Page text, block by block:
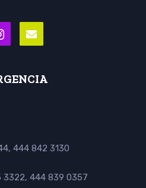
444 842 3130
3322, 444 839 0357